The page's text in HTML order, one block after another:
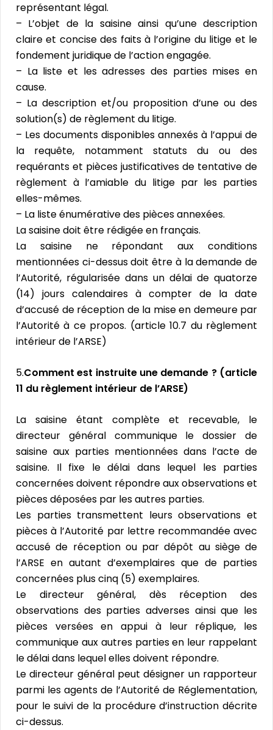
représentant légal.
– L’objet de la saisine ainsi qu’une description
claire et concise des faits à l’origine du litige et le
fondement juridique de l’action engagée.
– La liste et les adresses des parties mises en
cause.
– La description et/ou proposition d’une ou des
solution(s) de règlement du litige.
– Les documents disponibles annexés à l’appui de
la requête, notamment statuts du ou des
requérants et pièces justificatives de tentative de
règlement à l’amiable du litige par les parties
elles-mêmes.
– La liste énumérative des pièces annexées.
La saisine doit être rédigée en français.
La saisine ne répondant aux conditions
mentionnées ci-dessus doit être à la demande de
l’Autorité, régularisée dans un délai de quatorze
(14) jours calendaires à compter de la date
d’accusé de réception de la mise en demeure par
l’Autorité à ce propos. (article 10.7 du règlement
intérieur de l’ARSE)
5.Comment est instruite une demande ? (article
11 du règlement intérieur de l’ARSE)
La saisine étant complète et recevable, le
directeur général communique le dossier de
saisine aux parties mentionnées dans l’acte de
saisine. Il fixe le délai dans lequel les parties
concernées doivent répondre aux observations et
pièces déposées par les autres parties.
Les parties transmettent leurs observations et
pièces à l’Autorité par lettre recommandée avec
accusé de réception ou par dépôt au siège de
l’ARSE en autant d’exemplaires que de parties
concernées plus cinq (5) exemplaires.
Le directeur général, dès réception des
observations des parties adverses ainsi que les
pièces versées en appui à leur réplique, les
communique aux autres parties en leur rappelant
le délai dans lequel elles doivent répondre.
Le directeur général peut désigner un rapporteur
parmi les agents de l’Autorité de Réglementation,
pour le suivi de la procédure d’instruction décrite
ci-dessus.